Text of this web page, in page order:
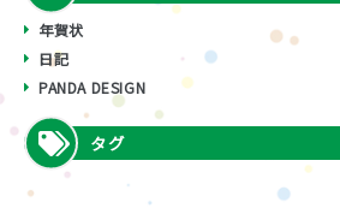
年賀状
日記
PANDA DESIGN
タグ